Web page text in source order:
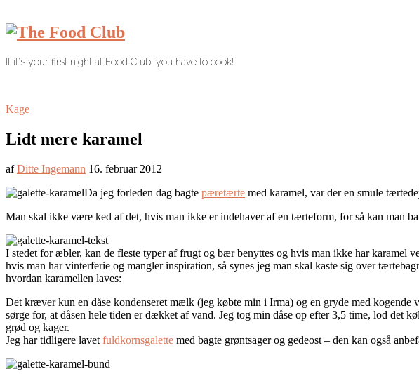
If it's your first night at Food Club, you have to cook!
Kage
Lidt mere karamel
afDitte Ingemann 16. februar 2012
Da jeg forleden dag bagte pæretærte med karamel, var der en smule
Man skal ikke være ked af det, hvis man ikke er indehaver af en tærteform, for så kan man
I stedet for æbler, kan de fleste typer af frugt og bær benyttes og hvis man ikke har karamel
hvis man har vinterferie og mangler inspiration, så synes jeg man skal kaste sig over
hvordan karamellen laves:
Det kræver kun en dåse kondenseret mælk (jeg købte min i Irma) og en gryde med
sørge for, at dåsen hele tiden er dækket af vand. Jeg tog min dåse op efter 3,5 time, lod det
grød og kager.
Jeg har tidligere lavet fuldkornsgalette med bagte grøntsager og gedeost – den kan også